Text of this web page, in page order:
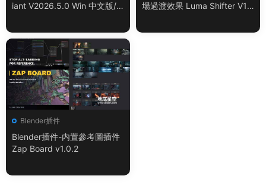
iant V2026.5.0 Win 中文版/
場過渡效果 Luma Shifter V1.
Blender插件
Blender插件-内置參考圖插件
Zap Board v1.0.2